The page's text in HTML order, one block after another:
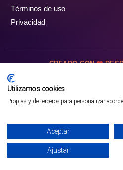
¡PÁSALO!
Términos de uso
Privacidad
CREADO CON
Utilizamos cookies
Propias y de terceros para personalizar
Aceptar
Ajustar